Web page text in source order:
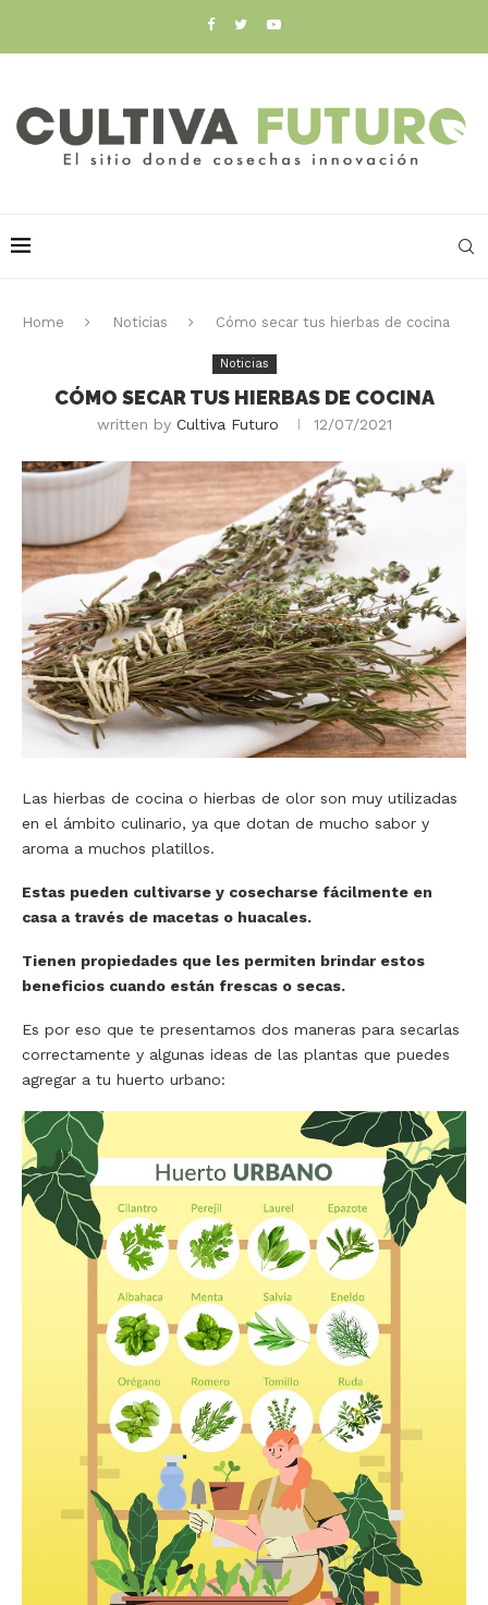
Home Noticias Cómo secar tus hierbas de cocina
Noticias
CÓMO SECAR TUS HIERBAS DE COCINA
written by Cultiva Futuro 12/07/2021
Las hierbas de cocina o hierbas de olor son muy utilizadas
en el ámbito culinario, ya que dotan de mucho sabor y
aroma a muchos platillos.
Estas pueden cultivarse y cosecharse fácilmente en
casa a través de macetas o huacales.
Tienen propiedades que les permiten brindar estos
beneficios cuando están frescas o secas.
Es por eso que te presentamos dos maneras para secarlas
correctamente y algunas ideas de las plantas que puedes
agregar a tu huerto urbano: